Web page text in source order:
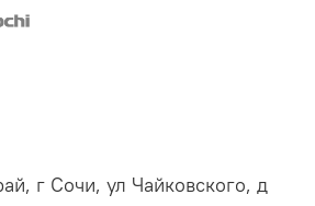
г Сочи, ул Чайковского, д